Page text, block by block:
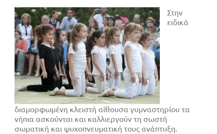
Στην
ειδικά
διαμορφωμένη κλειστή αίθουσα γυμναστηρίου τα
νήπια ασκούνται και καλλιεργούν τη σωστή
σωματική και ψυχοπνευματική τους ανάπτυξη.